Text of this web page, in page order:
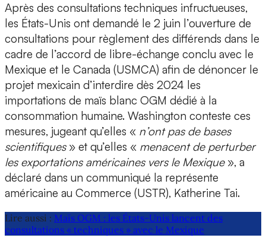
Après des consultations techniques infructueuses,
les États-Unis ont demandé le 2 juin l’ouverture de
consultations pour règlement des différends dans le
cadre de l’accord de libre-échange conclu avec le
Mexique et le Canada (USMCA) afin de dénoncer le
projet mexicain d’interdire dès 2024 les
importations de maïs blanc OGM dédié à la
consommation humaine. Washington conteste ces
mesures, jugeant qu’elles « n’ont pas de bases
scientifiques » et qu’elles « menacent de perturber
les exportations américaines vers le Mexique », a
déclaré dans un communiqué la représente
américaine au Commerce (USTR), Katherine Tai.
Lire aussi : Maïs OGM : les États-Unis lancent des
consultations « techniques » avec le Mexique